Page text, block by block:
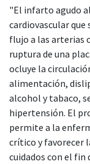
"El infarto agudo
cardiovascular
flujo a las arterias
ruptura de una
ocluye la
alimentación,
alcohol y tabaco,
hipertensión. El
permite a la
crítico y favorecer
cuidados con el fin